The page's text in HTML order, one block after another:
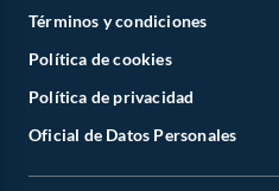
Términos y condiciones
Política de cookies
Política de privacidad
Oficial de Datos Personales